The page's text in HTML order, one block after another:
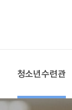
청소년수련관